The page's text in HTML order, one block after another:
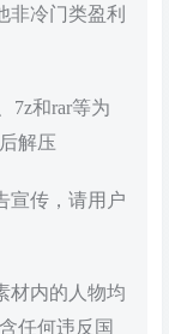
非冷门类盈利
7z和rar等为
解压
宣传，请用户
材内的人物均
任何违反国